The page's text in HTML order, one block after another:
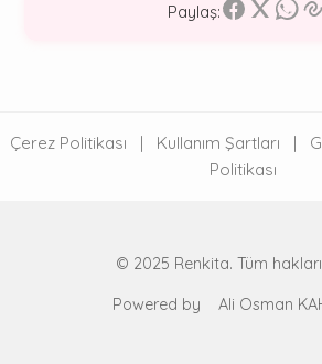
Paylaş:
Çerez Politikası | Kullanım Şartları |
Politikası
© 2025 Renkita. Tüm hakları
Powered by Ali Osman